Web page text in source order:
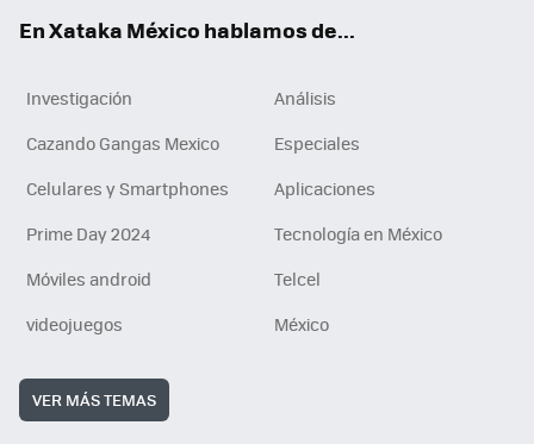
En Xataka México hablamos de...
Investigación
Análisis
Cazando Gangas Mexico
Especiales
Celulares y Smartphones
Aplicaciones
Prime Day 2024
Tecnología en México
Móviles android
Telcel
videojuegos
México
VER MÁS TEMAS